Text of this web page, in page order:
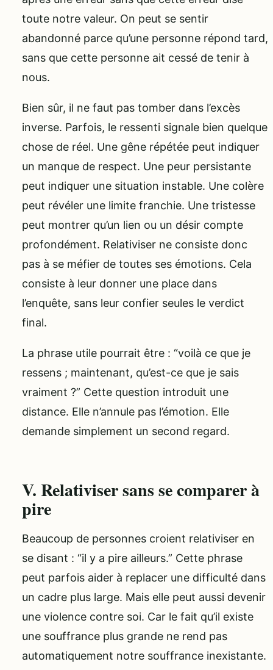
toute notre valeur. On peut se sentir
abandonné parce qu’une personne répond tard,
sans que cette personne ait cessé de tenir à
nous.
Bien sûr, il ne faut pas tomber dans l’excès
inverse. Parfois, le ressenti signale bien quelque
chose de réel. Une gêne répétée peut indiquer
un manque de respect. Une peur persistante
peut indiquer une situation instable. Une colère
peut révéler une limite franchie. Une tristesse
peut montrer qu’un lien ou un désir compte
profondément. Relativiser ne consiste donc
pas à se méfier de toutes ses émotions. Cela
consiste à leur donner une place dans
l’enquête, sans leur confier seules le verdict
final.
La phrase utile pourrait être : “voilà ce que je
ressens ; maintenant, qu’est-ce que je sais
vraiment ?” Cette question introduit une
distance. Elle n’annule pas l’émotion. Elle
demande simplement un second regard.
V. Relativiser sans se comparer à
pire
Beaucoup de personnes croient relativiser en
se disant : “il y a pire ailleurs.” Cette phrase
peut parfois aider à replacer une difficulté dans
un cadre plus large. Mais elle peut aussi devenir
une violence contre soi. Car le fait qu’il existe
une souffrance plus grande ne rend pas
automatiquement notre souffrance inexistante.